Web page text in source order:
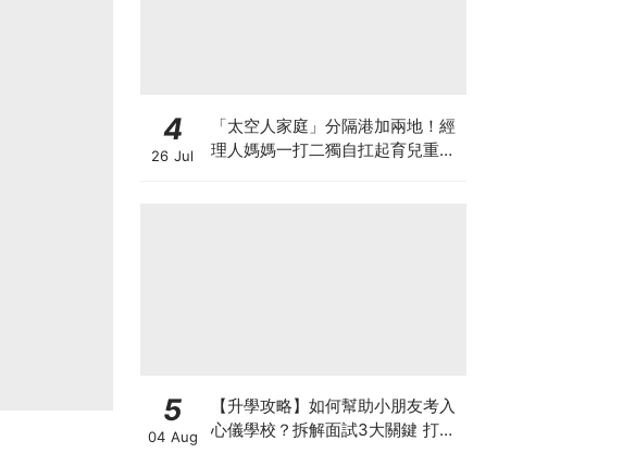
4
26 Jul
「太空人家庭」分隔港加兩地！經
理人媽媽一打二獨自扛起育兒重
5
04 Aug
【升學攻略】如何幫助小朋友考入
心儀學校？拆解面試3大關鍵 打好